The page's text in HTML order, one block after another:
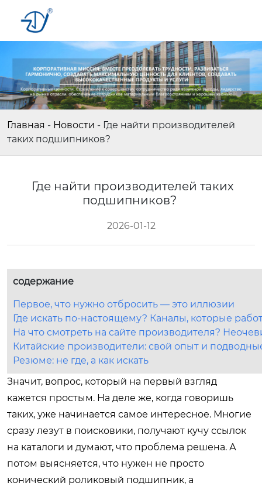
Главная - Новости - Где найти производителей
таких подшипников?
Где найти производителей таких
подшипников?
2026-01-12
содержание
Первое, что нужно отбросить — это иллюзии
Где искать по-настоящему? Каналы, которые
На что смотреть на сайте производителя?
Китайские производители: свой опыт и
Резюме: не где, а как искать
Значит, вопрос, который на первый взгляд
кажется простым. На деле же, когда говоришь
таких, уже начинается самое интересное. Многие
сразу лезут в поисковики, получают кучу ссылок
на каталоги и думают, что проблема решена. А
потом выясняется, что нужен не просто
конический роликовый подшипник, а